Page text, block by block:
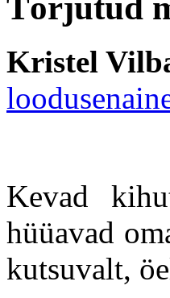
Tõrjutud
Kristel
Kevad
hüüavad
kutsuvalt,